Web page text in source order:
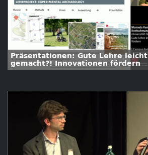
Präsentationen: Gute Lehre leicht
gemacht?! Innovationen fördern